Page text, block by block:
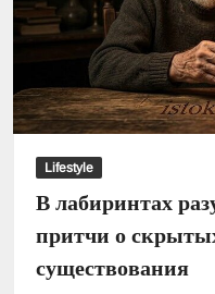
Lifestyle
В лабиринтах
притчи о
существования